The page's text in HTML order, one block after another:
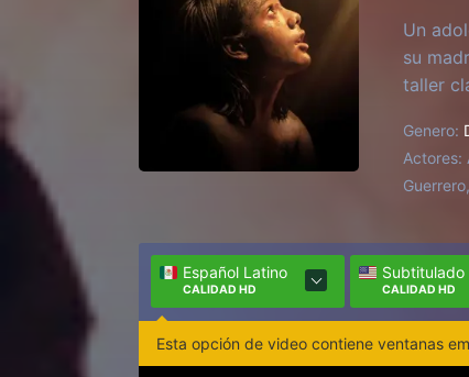
Un
su
taller
Genero:
Actores:
Español Latino
CALIDAD HD
Subtitulado
CALIDAD HD
Esta opción de video contiene ventanas